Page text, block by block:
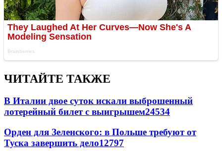
ЧИТАЙТЕ ТАКЖЕ
В Италии двое суток искали выброшенный
лотерейный билет с выигрышем24534
Орден для Зеленского: в Польше требуют от
Туска завершить дело12797